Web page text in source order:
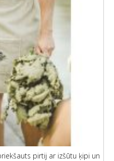
pirtij ar izšūtu ķipi un